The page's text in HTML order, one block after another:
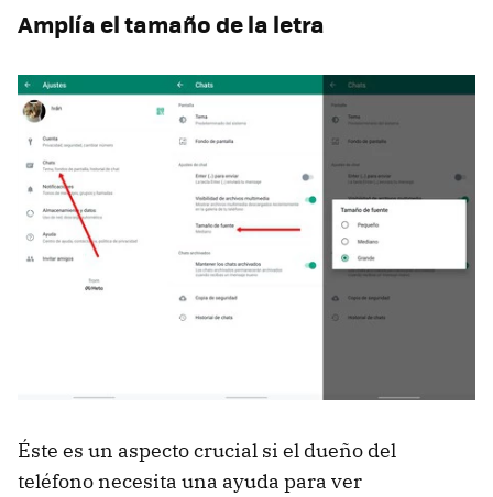
Amplía el tamaño de la letra
Éste es un aspecto crucial si el dueño del
teléfono necesita una ayuda para ver